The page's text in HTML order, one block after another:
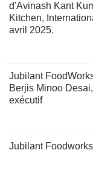
d'Avinash Kant
Kitchen,
avril 2025.
Jubilant
Berjis Minoo
exécutif
Jubilant